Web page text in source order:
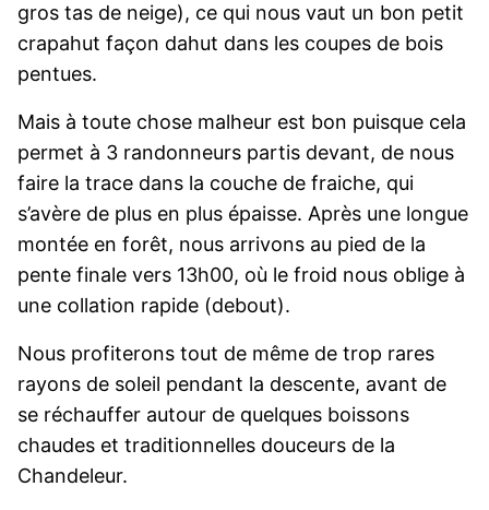
gros tas de neige), ce qui nous vaut un bon petit
crapahut façon dahut dans les coupes de bois
pentues.
Mais à toute chose malheur est bon puisque cela
permet à 3 randonneurs partis devant, de nous
faire la trace dans la couche de fraiche, qui
s’avère de plus en plus épaisse. Après une longue
montée en forêt, nous arrivons au pied de la
pente finale vers 13h00, où le froid nous oblige à
une collation rapide (debout).
Nous profiterons tout de même de trop rares
rayons de soleil pendant la descente, avant de
se réchauffer autour de quelques boissons
chaudes et traditionnelles douceurs de la
Chandeleur.